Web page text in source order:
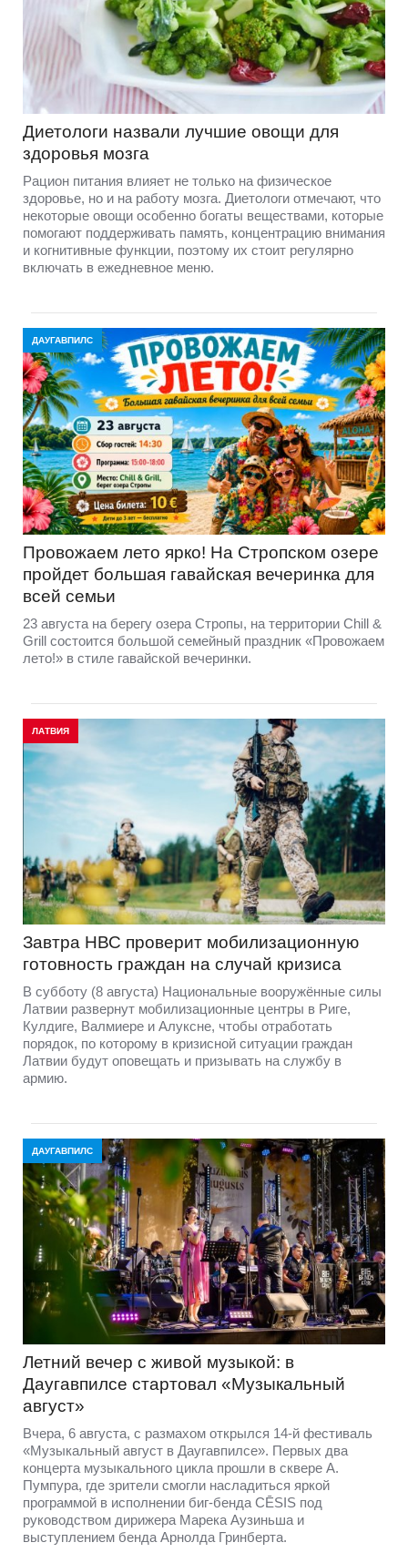
Диетологи назвали лучшие овощи для
здоровья мозга
Рацион питания влияет не только на физическое
здоровье, но и на работу мозга. Диетологи отмечают, что
некоторые овощи особенно богаты веществами, которые
помогают поддерживать память, концентрацию внимания
и когнитивные функции, поэтому их стоит регулярно
включать в ежедневное меню.
ДАУГАВПИЛС
Провожаем лето ярко! На Стропском озере
пройдет большая гавайская вечеринка для
всей семьи
23 августа на берегу озера Стропы, на территории Chill &
Grill состоится большой семейный праздник «Провожаем
лето!» в стиле гавайской вечеринки.
ЛАТВИЯ
Завтра НВС проверит мобилизационную
готовность граждан на случай кризиса
В субботу (8 августа) Национальные вооружённые силы
Латвии развернут мобилизационные центры в Риге,
Кулдиге, Валмиере и Алуксне, чтобы отработать
порядок, по которому в кризисной ситуации граждан
Латвии будут оповещать и призывать на службу в
армию.
ДАУГАВПИЛС
Летний вечер с живой музыкой: в
Даугавпилсе стартовал «Музыкальный
август»
Вчера, 6 августа, с размахом открылся 14-й фестиваль
«Музыкальный август в Даугавпилсе». Первых два
концерта музыкального цикла прошли в сквере А.
Пумпура, где зрители смогли насладиться яркой
программой в исполнении биг-бенда CĒSIS под
руководством дирижера Марека Аузиньша и
выступлением бенда Арнолда Гринберта.